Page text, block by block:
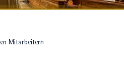
Mitarbeitern